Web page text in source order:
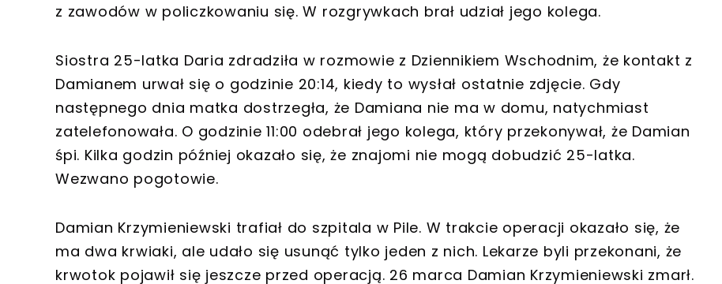
z zawodów w policzkowaniu się. W rozgrywkach brał udział jego kolega.
Siostra 25-latka Daria zdradziła w rozmowie z Dziennikiem Wschodnim, że kontakt z
Damianem urwał się o godzinie 20:14, kiedy to wysłał ostatnie zdjęcie. Gdy
następnego dnia matka dostrzegła, że Damiana nie ma w domu, natychmiast
zatelefonowała. O godzinie 11:00 odebrał jego kolega, który przekonywał, że Damian
śpi. Kilka godzin później okazało się, że znajomi nie mogą dobudzić 25-latka.
Wezwano pogotowie.
Damian Krzymieniewski trafiał do szpitala w Pile. W trakcie operacji okazało się, że
ma dwa krwiaki, ale udało się usunąć tylko jeden z nich. Lekarze byli przekonani, że
krwotok pojawił się jeszcze przed operacją. 26 marca Damian Krzymieniewski zmarł.